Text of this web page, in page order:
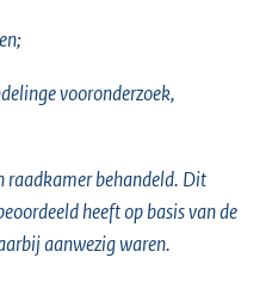
vooronderzoek,
behandeld. Dit
heeft op basis van de
aanwezig waren.